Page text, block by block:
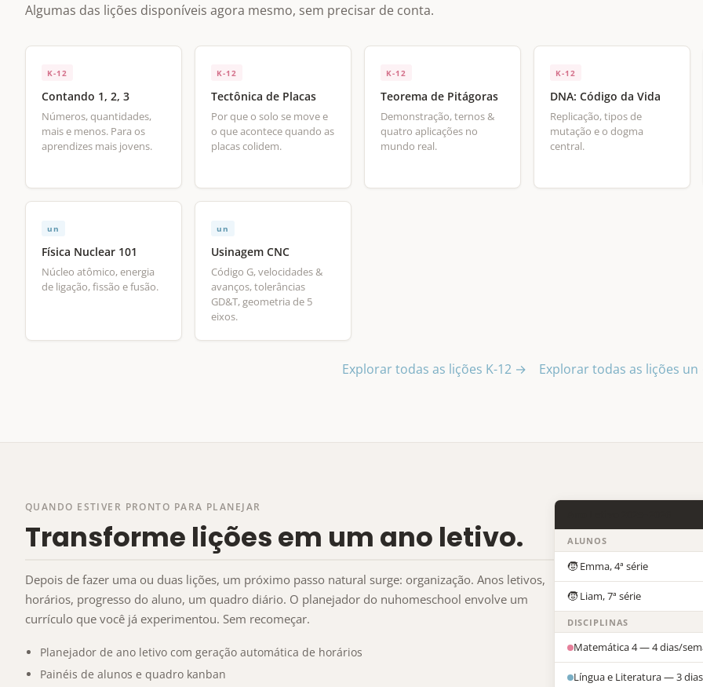
Algumas das lições disponíveis agora mesmo, sem precisar de conta.
K-12
Contando 1, 2, 3
Números, quantidades,
mais e menos. Para os
aprendizes mais jovens.
K-12
Tectônica de Placas
Por que o solo se move e
o que acontece quando as
placas colidem.
K-12
Teorema de Pitágoras
Demonstração, ternos &
quatro aplicações no
mundo real.
K-12
DNA: Código da Vida
Replicação, tipos de
mutação e o dogma
central.
un
Física Nuclear 101
Núcleo atômico, energia
de ligação, fissão e fusão.
un
Usinagem CNC
Código G, velocidades &
avanços, tolerâncias
GD&T, geometria de 5
eixos.
Explorar todas as lições K-12 → Explorar todas as lições
QUANDO ESTIVER PRONTO PARA PLANEJAR
Transforme lições em um ano letivo.
Depois de fazer uma ou duas lições, um próximo passo natural surge: organização. Anos letivos,
horários, progresso do aluno, um quadro diário. O planejador do nuhomeschool envolve um
currículo que você já experimentou. Sem recomeçar.
Planejador de ano letivo com geração automática de horários
Painéis de alunos e quadro kanban
ALUNOS
🧒 Emma, 4ª série
🧒 Liam, 7ª série
DISCIPLINAS
Matemática 4 — 4 dias/
Língua e Literatura — 3